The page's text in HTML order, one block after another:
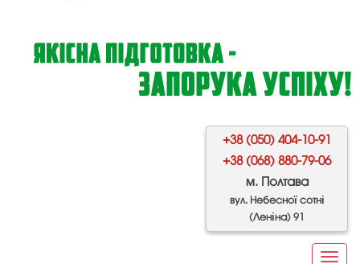
+38 (050) 404-10-91
+38 (068) 880-79-06
м. Полтава
вул. Небесної сотні
(Леніна) 91
Toggle